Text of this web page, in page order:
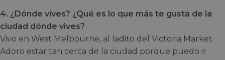
4. ¿Dónde vives? ¿Qué es lo que más te gusta de la
ciudad dónde vives?
Vivo en West Melbourne, al ladito del Victoria Market.
Adoro estar tan cerca de la ciudad porque puedo ir